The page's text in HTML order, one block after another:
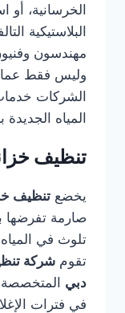
الخرسانية، أو
البلاستيكية
مهندسون
وليس فقط
الشركات
المياه
تنظيف
يخضع تنظيف
صارمة تفرضها
تلوث في
تقوم شركة
دبي المتخصصة
في فترات